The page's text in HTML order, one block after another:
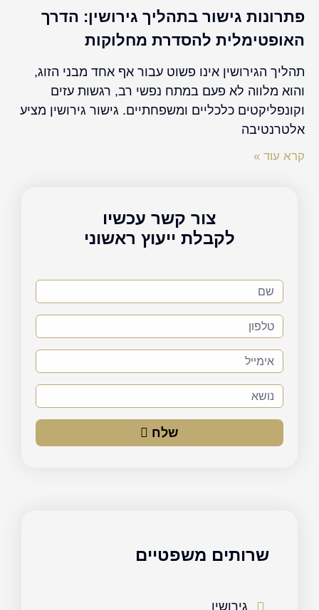
פתרונות גישור בתהליך גירושין: הדרך
האופטימלית להסדרת מחלוקות
תהליך הגירושין אינו פשוט עבור אף אחד מבני הזוג,
והוא מלווה לא פעם במתח נפשי רב, רגשות עזים
וקונפליקטים כלכליים ומשפחתיים. גישור גירושין מציע
אלטרנטיבה
קרא עוד »
צור קשר עכשיו
לקבלת ייעוץ ראשוני
שם
טלפון
אימייל
נושא
שלח
שרותים משפטיים
גירושין